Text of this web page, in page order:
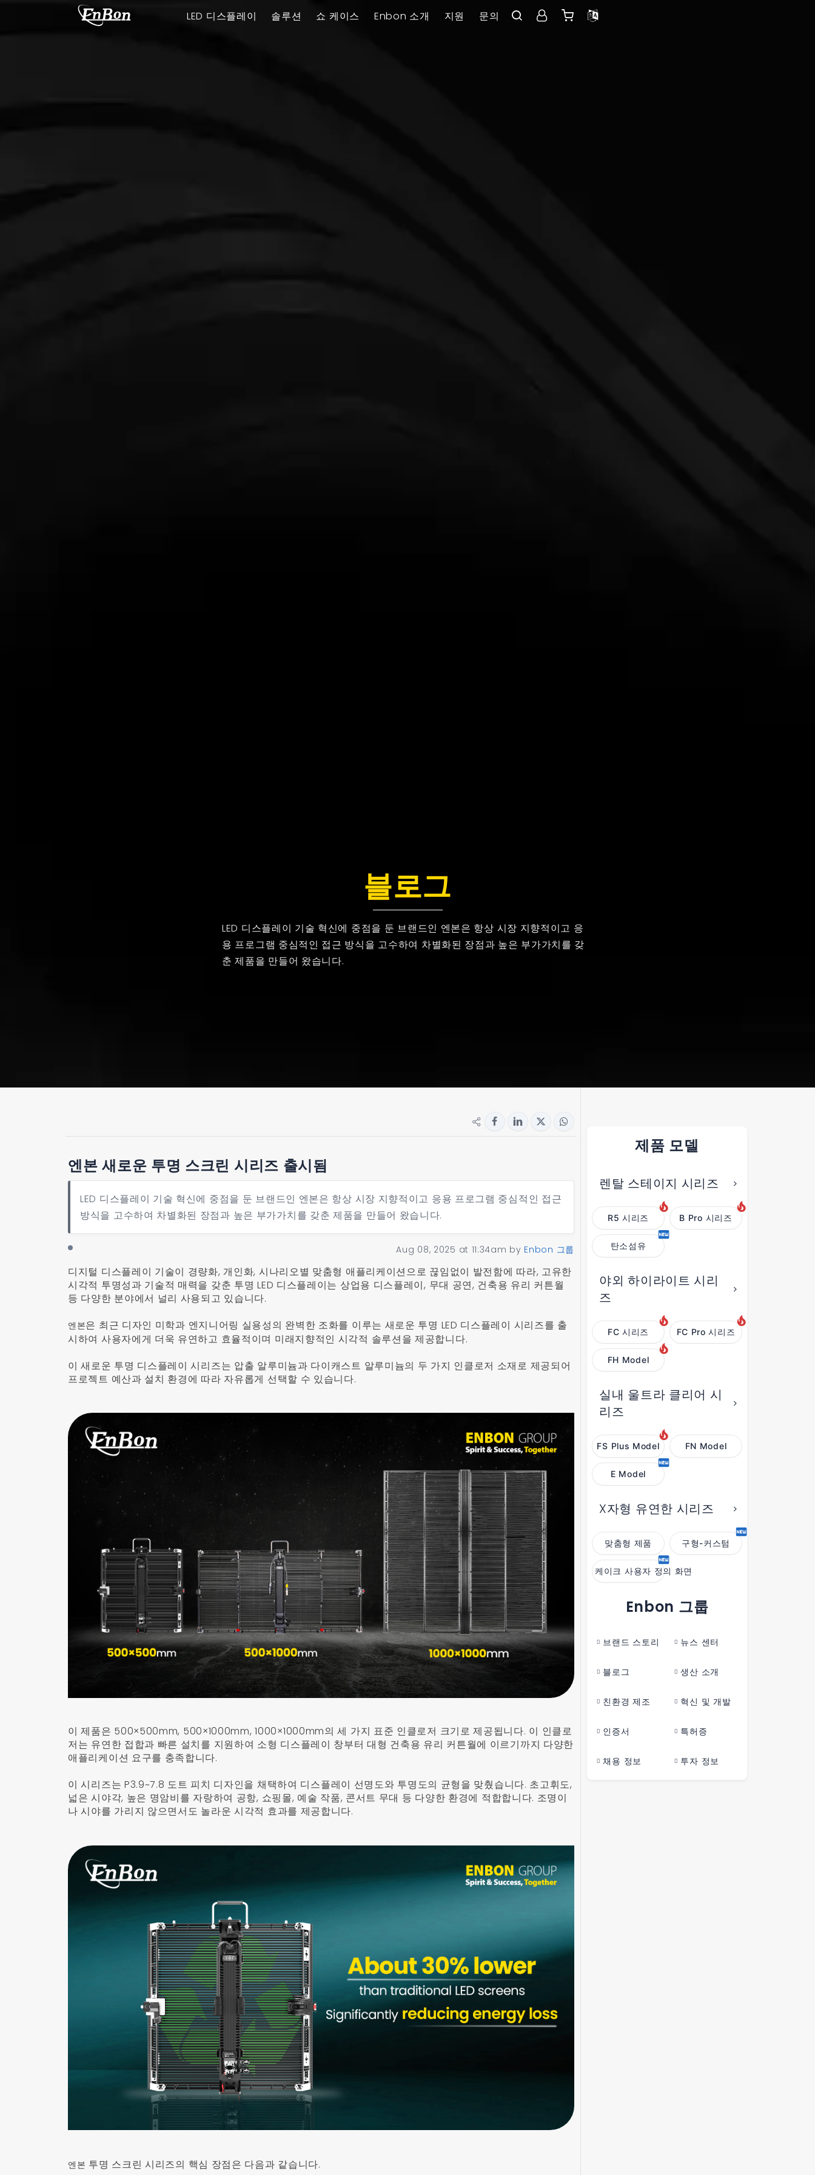
LED 디스플레이 솔루션 쇼 케이스 Enbon 소개 지원 문의
블로그
LED 디스플레이 기술 혁신에 중점을 둔 브랜드인 엔본은 항상 시장 지향적이고 응
용 프로그램 중심적인 접근 방식을 고수하여 차별화된 장점과 높은 부가가치를 갖
춘 제품을 만들어 왔습니다.
엔본 새로운 투명 스크린 시리즈 출시됨
LED 디스플레이 기술 혁신에 중점을 둔 브랜드인 엔본은 항상 시장 지향적이고 응용 프로그램 중심적인 접근
방식을 고수하여 차별화된 장점과 높은 부가가치를 갖춘 제품을 만들어 왔습니다.
Aug 08, 2025 at 11:34am by Enbon 그룹
디지털 디스플레이 기술이 경량화, 개인화, 시나리오별 맞춤형 애플리케이션으로 끊임없이 발전함에 따라, 고유한
시각적 투명성과 기술적 매력을 갖춘 투명 LED 디스플레이는 상업용 디스플레이, 무대 공연, 건축용 유리 커튼월
등 다양한 분야에서 널리 사용되고 있습니다.
엔본은 최근 디자인 미학과 엔지니어링 실용성의 완벽한 조화를 이루는 새로운 투명 LED 디스플레이 시리즈를 출
시하여 사용자에게 더욱 유연하고 효율적이며 미래지향적인 시각적 솔루션을 제공합니다.
이 새로운 투명 디스플레이 시리즈는 압출 알루미늄과 다이캐스트 알루미늄의 두 가지 인클로저 소재로 제공되어
프로젝트 예산과 설치 환경에 따라 자유롭게 선택할 수 있습니다.
이 제품은 500×500mm, 500×1000mm, 1000×1000mm의 세 가지 표준 인클로저 크기로 제공됩니다. 이 인클로
저는 유연한 접합과 빠른 설치를 지원하여 소형 디스플레이 창부터 대형 건축용 유리 커튼월에 이르기까지 다양한
애플리케이션 요구를 충족합니다.
이 시리즈는 P3.9~7.8 도트 피치 디자인을 채택하여 디스플레이 선명도와 투명도의 균형을 맞췄습니다. 초고휘도,
넓은 시야각, 높은 명암비를 자랑하여 공항, 쇼핑몰, 예술 작품, 콘서트 무대 등 다양한 환경에 적합합니다. 조명이
나 시야를 가리지 않으면서도 놀라운 시각적 효과를 제공합니다.
엔본 투명 스크린 시리즈의 핵심 장점은 다음과 같습니다.
제품 모델
렌탈 스테이지 시리즈
R5 시리즈 B Pro 시리즈
탄소섬유
야외 하이라이트 시리
즈
FC 시리즈 FC Pro 시리즈
FH Model
실내 울트라 클리어 시
리즈
FS Plus Model FN Model
E Model
X자형 유연한 시리즈
맞춤형 제품 구형-커스텀
케이크 사용자 정의 화면
Enbon 그룹
브랜드 스토리 뉴스 센터
블로그 생산 소개
친환경 제조 혁신 및 개발
인증서 특허증
채용 정보 투자 정보